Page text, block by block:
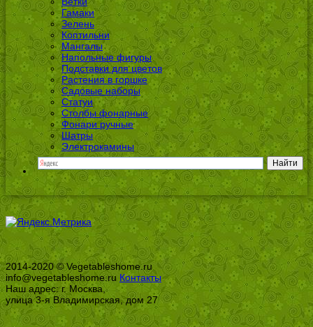
Гамаки
Зелень
Коптильни
Мангалы
Напольные фигуры
Подставки для цветов
Растения в горшке
Садовые наборы
Статуи
Столбы фонарные
Фонари ручные
Шатры
Электрокамины
2014-2020 © Vegetableshome.ru
info@vegetableshome.ru Контакты
Наш адрес: г. Москва,
улица 3-я Владимирская, дом 27